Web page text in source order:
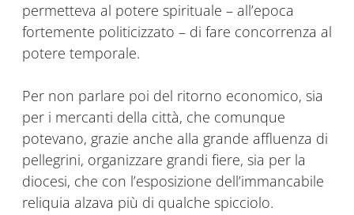
permetteva al potere spirituale – all’epoca
fortemente politicizzato – di fare concorrenza al
potere temporale.
Per non parlare poi del ritorno economico, sia
per i mercanti della città, che comunque
potevano, grazie anche alla grande affluenza di
pellegrini, organizzare grandi fiere, sia per la
diocesi, che con l’esposizione dell’immancabile
reliquia alzava più di qualche spicciolo.